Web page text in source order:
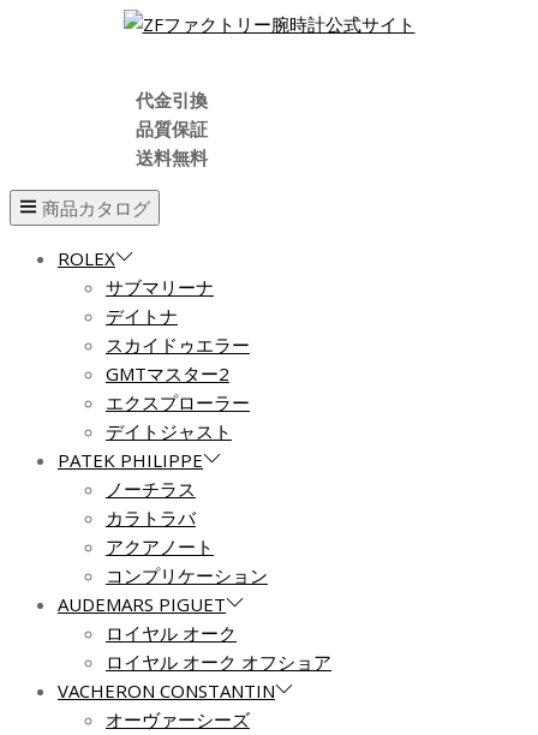
代金引換
品質保証
送料無料
商品カタログ
ROLEX
サブマリーナ
デイトナ
スカイドゥエラー
GMTマスター2
エクスプローラー
デイトジャスト
PATEK PHILIPPE
ノーチラス
カラトラバ
アクアノート
コンプリケーション
AUDEMARS PIGUET
ロイヤル オーク
ロイヤル オーク オフショア
VACHERON CONSTANTIN
オーヴァーシーズ